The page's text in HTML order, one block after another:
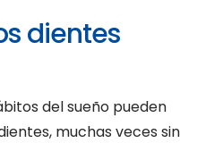
dientes
del sueño pueden
muchas veces sin